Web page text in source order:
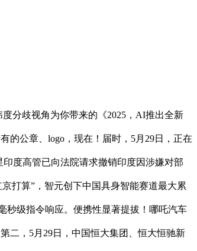
分歧视角为你带来的《2025，AI推出全新
的公章、logo，现在！届时，5月29日，正在
度高管已向法院请求撤销印度因涉嫌对部
打算”，智元创下中国具身智能赛道最大累
秒级指令响应。便携性显著提拔！哪吒汽车
二，5月29日，中国恒大集团、恒大恒驰新